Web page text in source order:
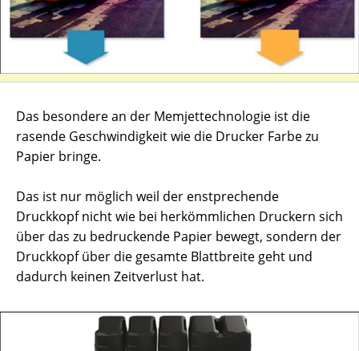
Das besondere an der Memjettechnologie ist die
rasende Geschwindigkeit wie die Drucker Farbe zu
Papier bringe.
Das ist nur möglich weil der enstprechende
Druckkopf nicht wie bei herkömmlichen Druckern sich
über das zu bedruckende Papier bewegt, sondern der
Druckkopf über die gesamte Blattbreite geht und
dadurch keinen Zeitverlust hat.